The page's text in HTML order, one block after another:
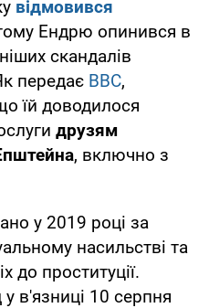
відмовився
Ендрю опинився в
скандалів
передає ВВС,
їй доводилося
друзям
, включно з
у 2019 році за
насильстві та
до проституції.
у в'язниці 10 серпня